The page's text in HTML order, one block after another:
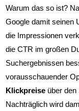
Warum das so ist?
Google damit seinen
die Impressionen
die CTR im großen
Suchergebnissen
vorausschauender
Klickpreise über
Nachträglich wird